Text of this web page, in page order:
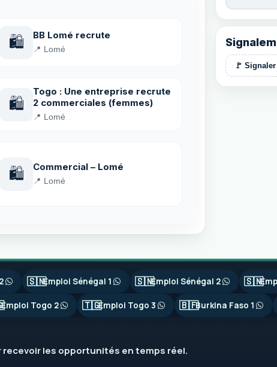
🛍️ BB Lomé recrute
📍 Lomé
🛍️
Togo : Une entreprise recrute
2 commerciales (femmes)
📍 Lomé
🛍️ Commercial – Lomé
📍 Lomé
🚩
🇸🇳Emploi Sénégal 1 🇸🇳Emploi Sénégal 2 🇸🇳
Emploi Togo 2 🇹🇬Emploi Togo 3 🇧🇫Burkina Faso 1
recevoir les opportunités en temps réel.